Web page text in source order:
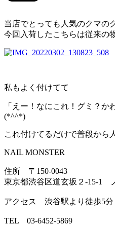
当店でとっても人気のクマ
今回入荷したこちらは従来の
私もよく付けてて
「えー！なにこれ！グミ？
(*^^*)
これ付けてるだけで普段から
NAIL MONSTER
住所 〒150-0043
東京都渋谷区道玄坂２-15-1
アクセス 渋谷駅より徒歩5分
TEL 03-6452-5869